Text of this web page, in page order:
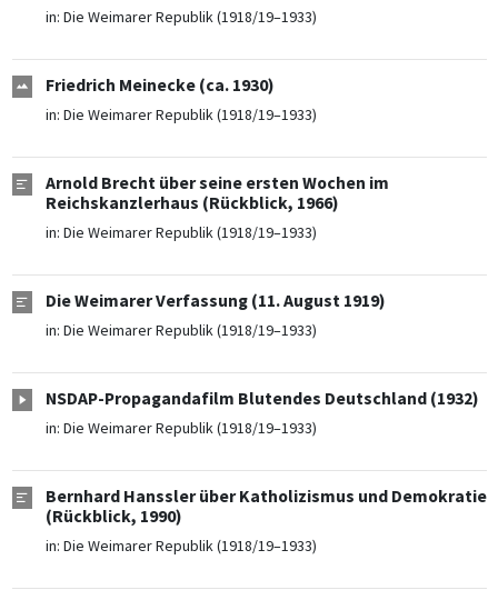
in: Die Weimarer Republik (1918/19–1933)
Friedrich Meinecke (ca. 1930)
in: Die Weimarer Republik (1918/19–1933)
Arnold Brecht über seine ersten Wochen im
Reichskanzlerhaus (Rückblick, 1966)
in: Die Weimarer Republik (1918/19–1933)
Die Weimarer Verfassung (11. August 1919)
in: Die Weimarer Republik (1918/19–1933)
NSDAP-Propagandafilm Blutendes Deutschland (1932)
in: Die Weimarer Republik (1918/19–1933)
Bernhard Hanssler über Katholizismus und Demokratie
(Rückblick, 1990)
in: Die Weimarer Republik (1918/19–1933)